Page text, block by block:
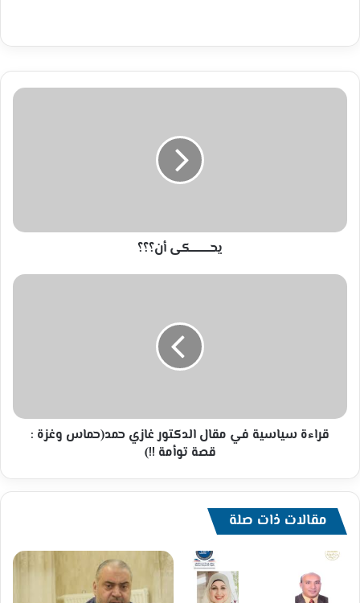
يحــــــــــــكى
يحــــــــــــكى أن؟؟؟
قراءة
:
قصةقراءة سياسية في مقال الدكتور غازي حمد(حماس وغزة :
قصة توأمة !!)
مقالات ذات صلة